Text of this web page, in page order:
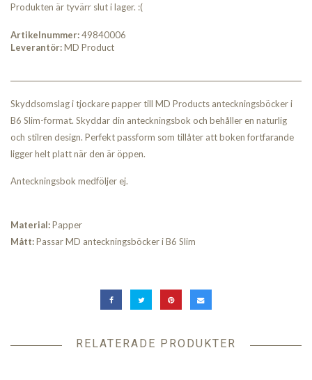
Produkten är tyvärr slut i lager. :(
Artikelnummer:49840006
Leverantör:MD Product
Skyddsomslag i tjockare papper till MD Products anteckningsböcker i
B6 Slim-format. Skyddar din anteckningsbok och behåller en naturlig
och stilren design. Perfekt passform som tillåter att boken fortfarande
ligger helt platt när den är öppen.
Anteckningsbok medföljer ej.
Material:Papper
Mått:Passar MD anteckningsböcker i B6 Slim
RELATERADE PRODUKTER